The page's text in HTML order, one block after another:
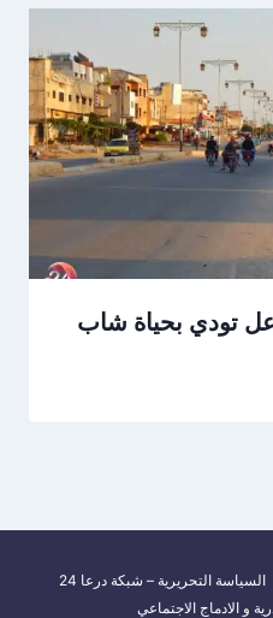
تودي بحياة شاب
السياسة التحريرية – شبكة درعا 24
و الادماج الاجتماعي